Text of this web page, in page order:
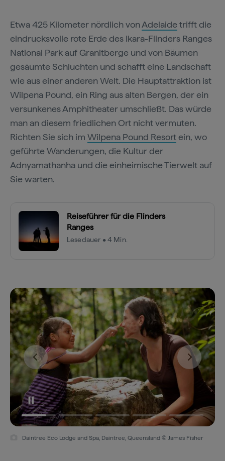
Etwa 425 Kilometer nördlich vonAdelaide trifft die
eindrucksvolle rote Erde des Ikara-Flinders Ranges
National Park auf Granitberge und von Bäumen
gesäumte Schluchten und schafft eine Landschaft
wie aus einer anderen Welt. Die Hauptattraktion ist
Wilpena Pound, ein Ring aus alten Bergen, der ein
versunkenes Amphitheater umschließt. Das würde
man an diesem friedlichen Ort nicht vermuten.
Richten Sie sich im Wilpena Pound Resortein, wo
geführte Wanderungen, die Kultur der
Adnyamathanha und die einheimische Tierwelt auf
Sie warten.
Reiseführer für die Flinders
Ranges
Lesedauer • 4 Min.
Daintree Eco Lodge and Spa, Daintree, Queensland © James Fisher